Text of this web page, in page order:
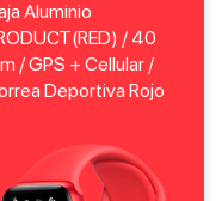
Aluminio
/ 40
/ GPS + Cellular /
Deportiva Rojo